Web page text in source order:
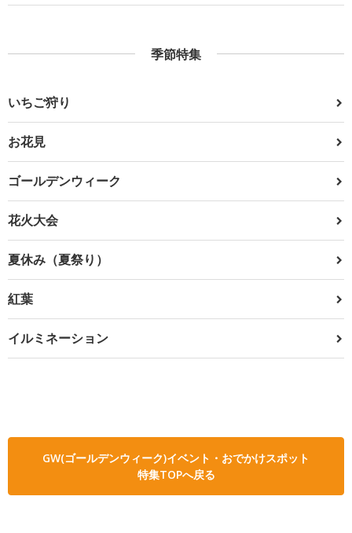
季節特集
いちご狩り
お花見
ゴールデンウィーク
花火大会
夏休み（夏祭り）
紅葉
イルミネーション
GW(ゴールデンウィーク)イベント・おでかけスポット
特集TOPへ戻る